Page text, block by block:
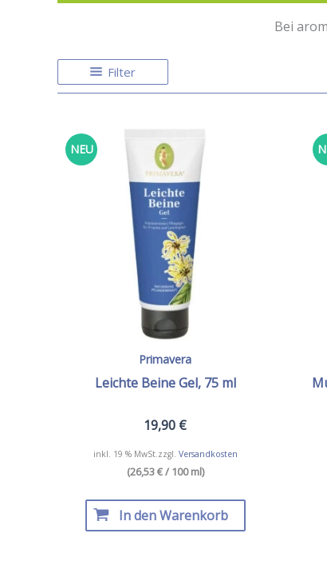
Bei
Filter
NEU
Primavera
Leichte Beine Gel, 75 ml
19,90 €
inkl. 19 % MwSt.zzgl. Versandkosten
(26,53 € / 100 ml)
In den Warenkorb